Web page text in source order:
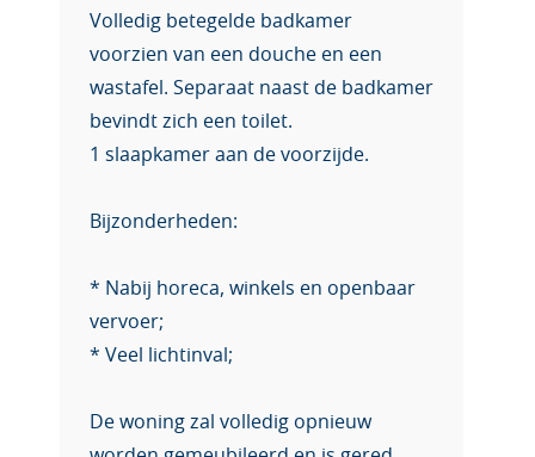
Volledig betegelde badkamer
voorzien van een douche en een
wastafel. Separaat naast de badkamer
bevindt zich een toilet.
1 slaapkamer aan de voorzijde.
Bijzonderheden:
* Nabij horeca, winkels en openbaar
vervoer;
* Veel lichtinval;
De woning zal volledig opnieuw